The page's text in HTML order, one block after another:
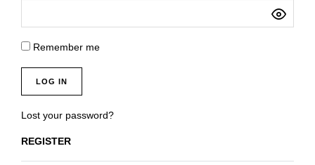
Remember me
LOG IN
Lost your password?
REGISTER